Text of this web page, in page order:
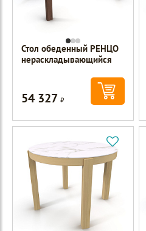
Стол обеденный РЕНЦО
нераскладывающийся
54 327Р